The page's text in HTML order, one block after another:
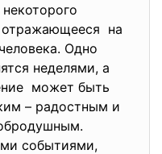
на
Одно
неделями, а
может быть
– радостным и
событиями,